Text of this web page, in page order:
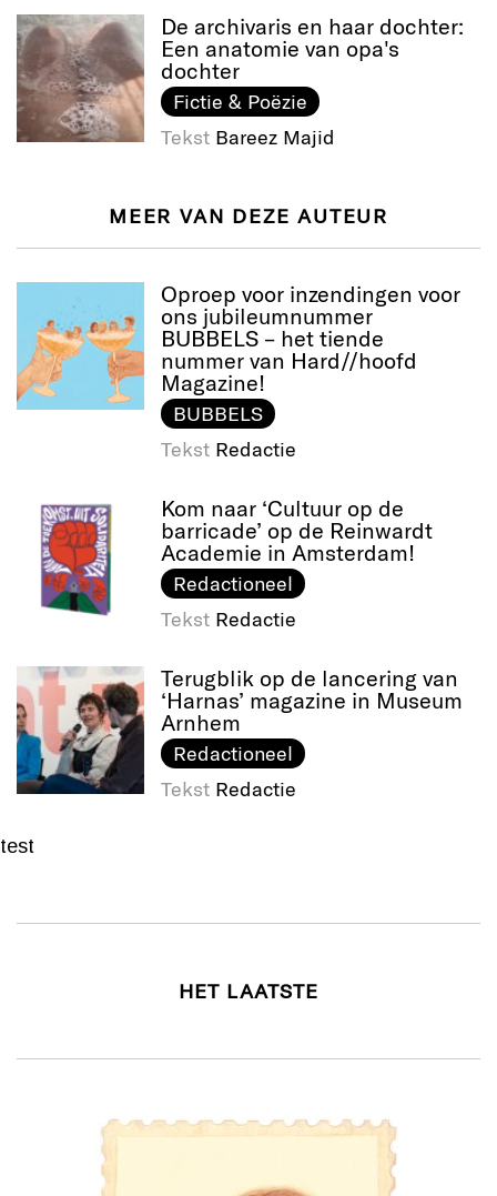
De archivaris en haar dochter:
Een anatomie van opa's
dochter
Fictie & Poëzie
Tekst Bareez Majid
MEER VAN DEZE AUTEUR
Oproep voor inzendingen voor
ons jubileumnummer
BUBBELS – het tiende
nummer van Hard//hoofd
Magazine!
BUBBELS
Tekst Redactie
Kom naar ‘Cultuur op de
barricade’ op de Reinwardt
Academie in Amsterdam!
Redactioneel
Tekst Redactie
Terugblik op de lancering van
‘Harnas’ magazine in Museum
Arnhem
Redactioneel
Tekst Redactie
test
HET LAATSTE